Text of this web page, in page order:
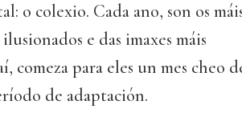
o colexio. Cada ano, son os
e das imaxes máis
para eles un mes cheo
de adaptación.